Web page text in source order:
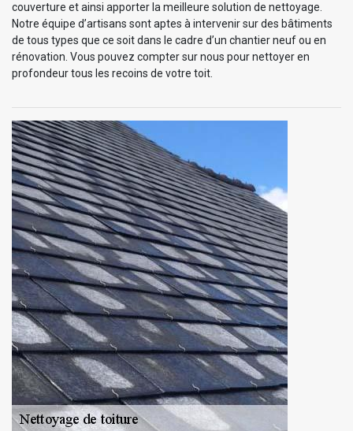
couverture et ainsi apporter la meilleure solution de nettoyage.
Notre équipe d’artisans sont aptes à intervenir sur des bâtiments
de tous types que ce soit dans le cadre d’un chantier neuf ou en
rénovation. Vous pouvez compter sur nous pour nettoyer en
profondeur tous les recoins de votre toit.